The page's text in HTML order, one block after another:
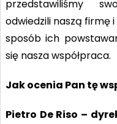
przedstawiliśmy
odwiedzili naszą firmę
sposób ich
się nasza współpraca.
Jak ocenia Pan tę
Pietro De Riso –